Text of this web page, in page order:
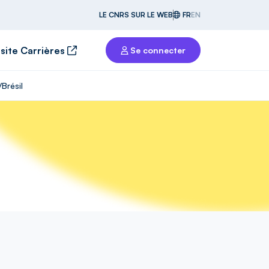
LE CNRS SUR LE WEB FREN
Carrières Se connecter